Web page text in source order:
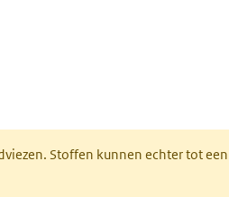
Stoffen kunnen echter tot